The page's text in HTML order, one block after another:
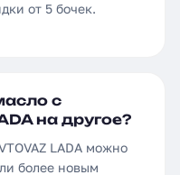
от 5 бочек.
с
на другое?
LADA можно
более новым